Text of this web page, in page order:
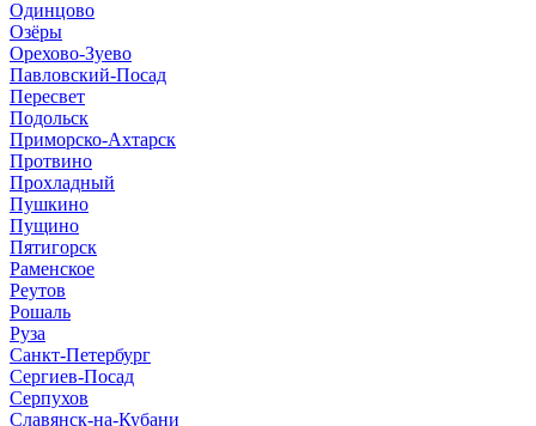
Одинцово
Озёры
Орехово-Зуево
Павловский-Посад
Пересвет
Подольск
Приморско-Ахтарск
Протвино
Прохладный
Пушкино
Пущино
Пятигорск
Раменское
Реутов
Рошаль
Руза
Санкт-Петербург
Сергиев-Посад
Серпухов
Славянск-на-Кубани